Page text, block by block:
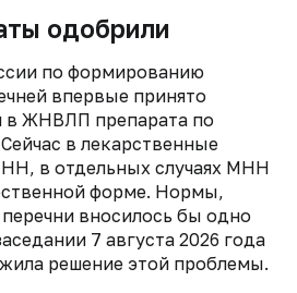
одобрили
по формированию
впервые принято
в ЖНВЛП препарата по
в лекарственные
в отдельных случаях МНН
форме. Нормы,
вносилось бы одно
7 августа 2026 года
решение этой проблемы.